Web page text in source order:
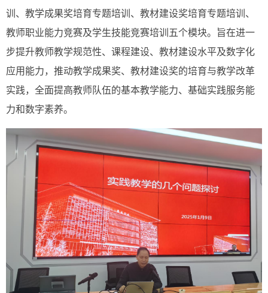
训、教学成果奖培育专题培训、教材建设奖培育专题培训、
教师职业能力竞赛及学生技能竞赛培训五个模块。旨在进一
步提升教师教学规范性、课程建设、教材建设水平及数字化
应用能力，推动教学成果奖、教材建设奖的培育与教学改革
实践，全面提高教师队伍的基本教学能力、基础实践服务能
力和数字素养。